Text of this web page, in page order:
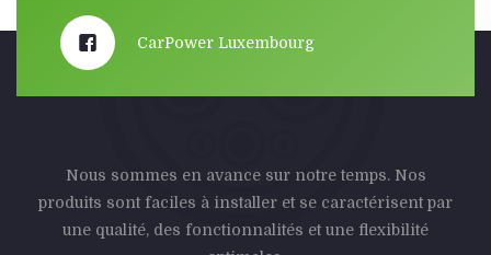
CarPower Luxembourg
Nous sommes en avance sur notre temps. Nos
produits sont faciles à installer et se caractérisent par
une qualité, des fonctionnalités et une flexibilité